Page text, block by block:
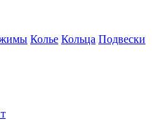
Колье Кольца Подвески